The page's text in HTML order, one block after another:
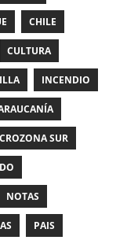
CHILE
CULTURA
INCENDIO
SUR
NOTAS
PAIS